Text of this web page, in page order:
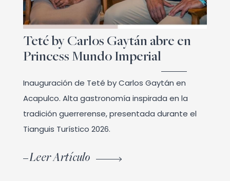
Teté by Carlos Gaytán abre en
Princess Mundo Imperial
Inauguración de Teté by Carlos Gaytán en
Acapulco. Alta gastronomía inspirada en la
tradición guerrerense, presentada durante el
Tianguis Turístico 2026.
Leer Artículo